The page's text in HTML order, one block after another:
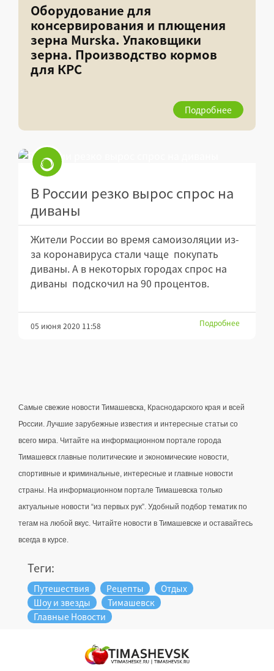
Оборудование для
консервирования и плющения
зерна Murska. Упаковщики
зерна. Производство кормов
для КРС
Подробнее
В России резко вырос спрос на
диваны
Жители России во время самоизоляции из-
за коронавируса стали чаще покупать
диваны. А в некоторых городах спрос на
диваны подскочил на 90 процентов.
05 июня 2020 11:58 Подробнее
Самые свежие новости Тимашевска, Краснодарского края и всей
России. Лучшие зарубежные известия и интересные статьи со
всего мира. Читайте на информационном портале города
Тимашевск главные политические и экономические новости,
спортивные и криминальные, интересные и главные новости
страны. На информационном портале Тимашевска только
актуальные новости “из первых рук”. Удобный подбор тематик по
тегам на любой вкус. Читайте новости в Тимашевске и оставайтесь
всегда в курсе.
Теги:
Путешествия Рецепты
Отдых
Шоу и звезды
Тимашевск
Главные Новости